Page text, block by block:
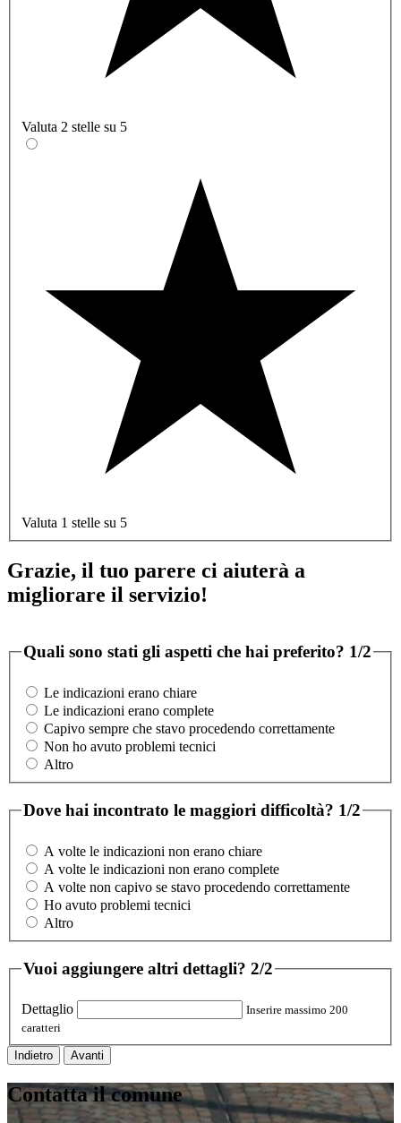
Valuta 2 stelle su 5
Valuta 1 stelle su 5
Grazie, il tuo parere ci aiuterà a
migliorare il servizio!
Quali sono stati gli aspetti che hai preferito? 1/2
Le indicazioni erano chiare
Le indicazioni erano complete
Capivo sempre che stavo procedendo correttamente
Non ho avuto problemi tecnici
Altro
Dove hai incontrato le maggiori difficoltà? 1/2
A volte le indicazioni non erano chiare
A volte le indicazioni non erano complete
A volte non capivo se stavo procedendo correttamente
Ho avuto problemi tecnici
Altro
Vuoi aggiungere altri dettagli? 2/2
Dettaglio
Inserire massimo 200
caratteri
Indietro Avanti
Contatta il comune